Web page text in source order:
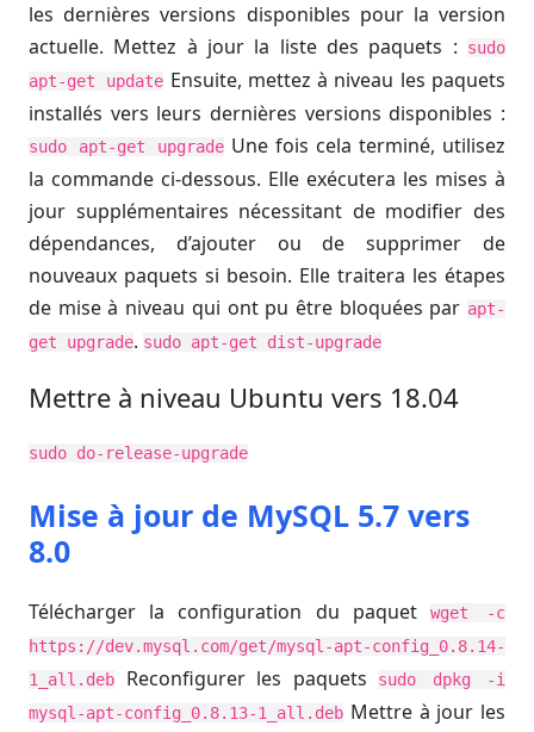
les dernières versions disponibles pour la version
actuelle. Mettez à jour la liste des paquets :
sudo
apt-get update Ensuite, mettez à niveau les paquets
installés vers leurs dernières versions disponibles :
sudo apt-get upgrade Une fois cela terminé, utilisez
la commande ci-dessous. Elle exécutera les mises à
jour supplémentaires nécessitant de modifier des
dépendances, d’ajouter ou de supprimer de
nouveaux paquets si besoin. Elle traitera les étapes
de mise à niveau qui ont pu être bloquées par apt-
get upgrade. sudo apt-get dist-upgrade
Mettre à niveau Ubuntu vers 18.04
sudo do-release-upgrade
Mise à jour de MySQL 5.7 vers
8.0
Télécharger la configuration du paquet
wget -c
https://dev.mysql.com/get/mysql-apt-config_0.8.14-
1_all.deb
Reconfigurer les paquets
sudo dpkg -i
mysql-apt-config_0.8.13-1_all.deb Mettre à jour les